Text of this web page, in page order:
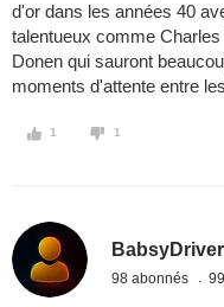
d'or dans les années 40
talentueux comme
Donen qui sauront
moments d'attente entre
1 1
BabsyDriver
98 abonnés